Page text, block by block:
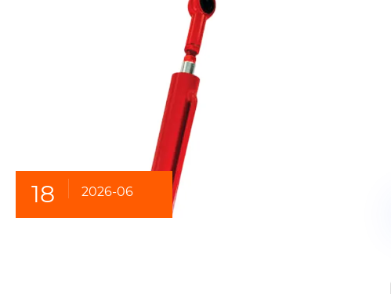
18 2026-06